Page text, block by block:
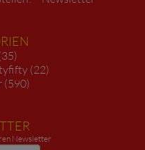
(22)
(590)
Newsletter